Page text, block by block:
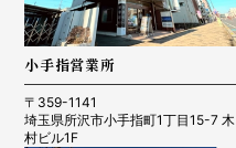
小手指営業所
〒359-1141
埼玉県所沢市小手指町1丁目15-7 木
村ビル1F